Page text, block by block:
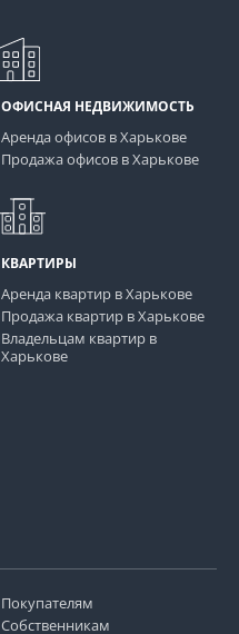
ОФИСНАЯ НЕДВИЖИМОСТЬ
Аренда офисов в Харькове
Продажа офисов в Харькове
КВАРТИРЫ
Аренда квартир в Харькове
Продажа квартир в Харькове
Владельцам квартир в
Харькове
Покупателям
Собственникам